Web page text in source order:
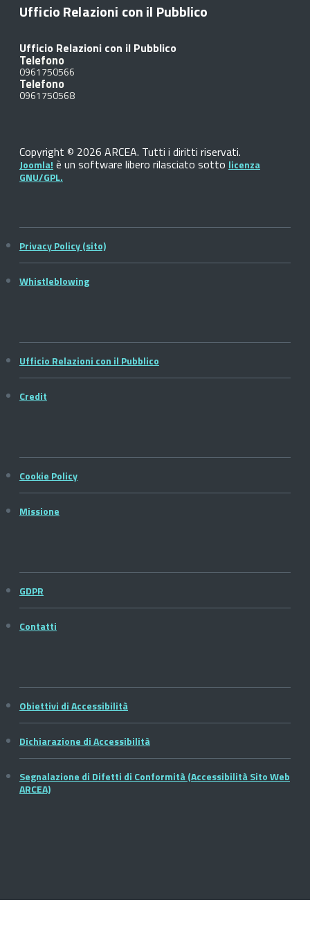
Ufficio Relazioni con il Pubblico
Ufficio Relazioni con il Pubblico
Telefono
0961750566
Telefono
0961750568
Copyright © 2026 ARCEA. Tutti i diritti riservati.
Joomla! è un software libero rilasciato sotto licenza
GNU/GPL.
Privacy Policy (sito)
Whistleblowing
Ufficio Relazioni con il Pubblico
Credit
Cookie Policy
Missione
GDPR
Contatti
Obiettivi di Accessibilità
Dichiarazione di Accessibilità
Segnalazione di Difetti di Conformità (Accessibilità Sito Web
ARCEA)